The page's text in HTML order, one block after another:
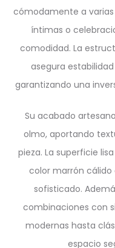
cómodamente a
íntimas o
comodidad. La
asegura
garantizando una
Su acabado
olmo, aportando
pieza. La superficie
color marrón
sofisticado.
combinaciones con
modernas hasta
espacio